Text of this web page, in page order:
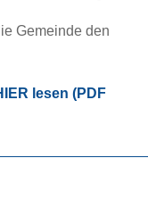
Gemeinde den
lesen (PDF